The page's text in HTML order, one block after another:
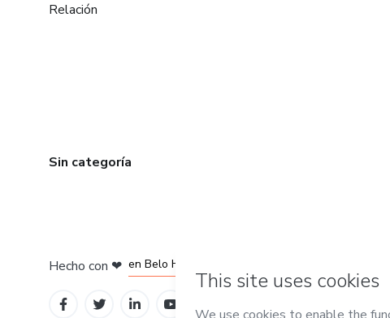
Relación
Sin categoría
Hecho con ❤ en Belo Horizonte